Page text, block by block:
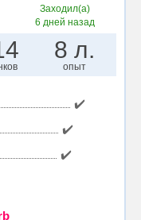
Заходил(а)
6 дней назад
8 л.
опыт
✔️
✔️
✔️